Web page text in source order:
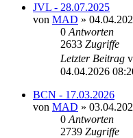
JVL - 28.07.2025
von MAD »
0 Antworten
2633 Zugriffe
Letzter Beitrag
04.04.2026
BCN - 17.03.2026
von MAD »
0 Antworten
2739 Zugriffe